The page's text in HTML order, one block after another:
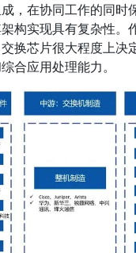
，在协同工作的同时
构实现具有复杂性。
换芯片很大程度上决
合应用处理能力。